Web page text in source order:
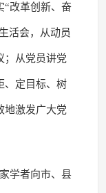
“改革创新、奋
活会，从动员
；从党员讲党
、定目标、树
地激发广大党
学者向市、县